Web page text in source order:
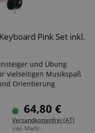
Pink Set inkl.
und Übung
vielseitigen Musikspaß
Orientierung
Notenhalter
Spielen
Design
64,80 €
Versandkostenfrei (AT)
inkl. MwSt.